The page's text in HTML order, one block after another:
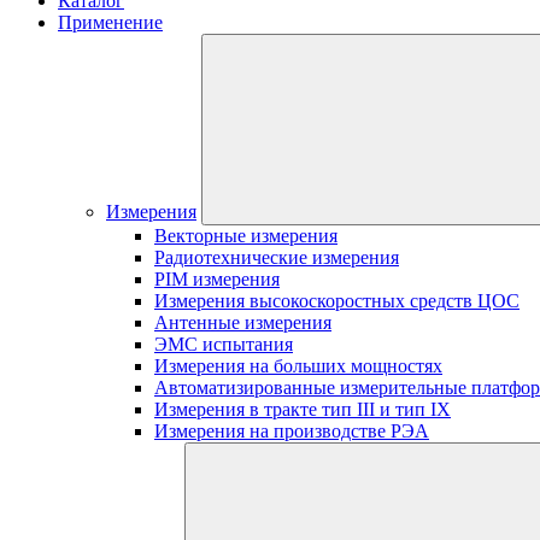
Применение
Измерения
Векторные измерения
Радиотехнические измерения
PIM измерения
Измерения высокоскоростных средств ЦОС
Антенные измерения
ЭМС испытания
Измерения на больших мощностях
Автоматизированные измерительные
Измерения в тракте тип III и тип IX
Измерения на производстве РЭА